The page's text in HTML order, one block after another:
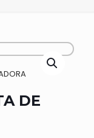
DE